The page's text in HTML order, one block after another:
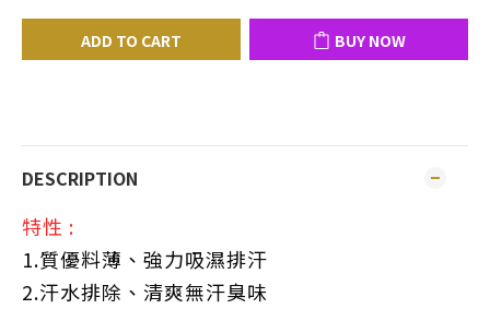
ADD TO CART BUY NOW
DESCRIPTION
特性 :
1.質優料薄、強力吸濕排汗
2.汗水排除、清爽無汗臭味